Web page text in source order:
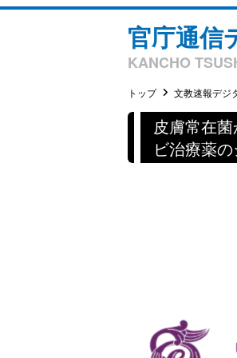
官庁通信
KANCHO
トップ 文教速報デジ
皮膚常在
ビ治療薬